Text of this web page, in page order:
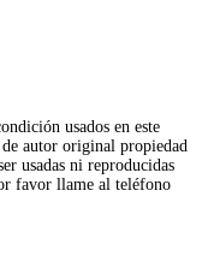
usados en este
autor original propiedad
usadas ni reproducidas
favor llame al teléfono